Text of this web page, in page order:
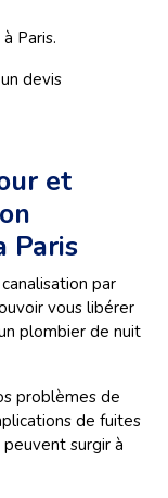
Paris.
devis
et
Paris
par
vous libérer
plombier de nuit
problèmes de
de fuites
peuvent surgir à